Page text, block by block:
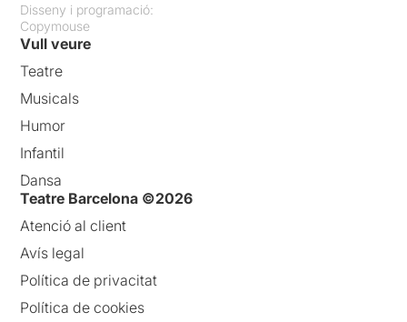
Disseny i programació:
Copymouse
Vull veure
Teatre
Musicals
Humor
Infantil
Dansa
Teatre Barcelona ©2026
Atenció al client
Avís legal
Política de privacitat
Política de cookies